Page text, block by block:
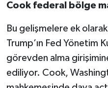
Cook federal bölge
Bu gelişmelere ek
Trump’ın Fed Yönetim
görevden alma
ediliyor. Cook,